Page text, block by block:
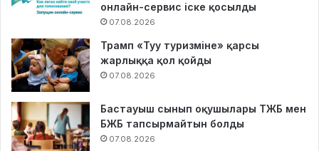
онлайн-сервис іске қосылды
07.08.2026
Трамп «Туу туризміне» қарсы
жарлыққа қол қойды
07.08.2026
Бастауыш сынып оқушылары ТЖБ мен
БЖБ тапсырмайтын болды
07.08.2026